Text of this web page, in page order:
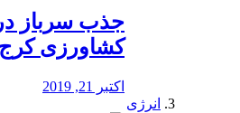
جذب سرباز
کشاورزی کرج
اکتبر 21, 2019
انرژی